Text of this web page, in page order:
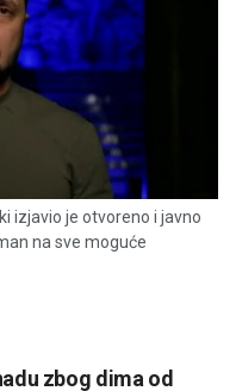
izjavio je otvoreno i javno
na sve moguće
zbog dima od